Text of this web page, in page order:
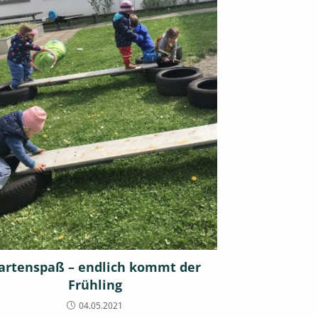
– endlich kommt der
Frühling
04.05.2021